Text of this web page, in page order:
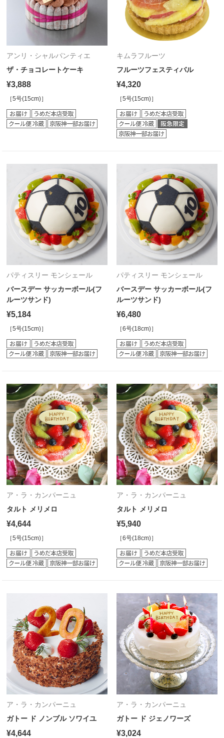
アンリ・シャルパンティエ
ザ・チョコレートケーキ
¥3,888
［5号(15cm)］
キムラフルーツ
フルーツフェスティバル
¥4,320
［5号(15cm)］
パティスリー モンシェール
バースデー サッカーボール(フ
ルーツサンド)
¥5,184
［5号(15cm)］
パティスリー モンシェール
バースデー サッカーボール(フ
ルーツサンド)
¥6,480
［6号(18cm)］
ア・ラ・カンパーニュ
タルト メリメロ
¥4,644
［5号(15cm)］
ア・ラ・カンパーニュ
タルト メリメロ
¥5,940
［6号(18cm)］
ア・ラ・カンパーニュ
ガトー ド ノンブル ソワイユ
¥4,644
ア・ラ・カンパーニュ
ガトー ド ジェノワーズ
¥3,024